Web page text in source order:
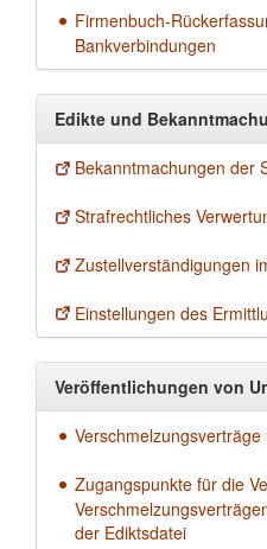
Firmenbuch-
Bankverbindungen
Edikte und
Bekanntmachungen der
Strafrechtliches
Zustellverständigungen
Einstellungen des
Veröffentlichungen von
Zugangspunkte für die
der Ediktsdatei